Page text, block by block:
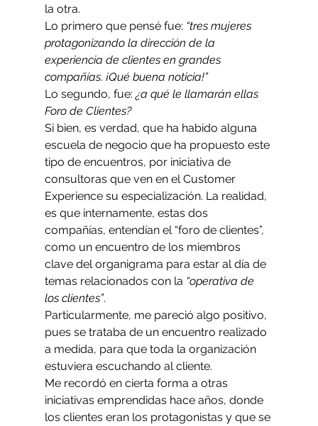
la otra.
Lo primero que pensé fue: “tres mujeres
protagonizando la dirección de la
experiencia de clientes en grandes
compañías. ¡Qué buena noticia!”
Lo segundo, fue: ¿a qué le llamarán ellas
Foro de Clientes?
Si bien, es verdad, que ha habido alguna
escuela de negocio que ha propuesto este
tipo de encuentros, por iniciativa de
consultoras que ven en el Customer
Experience su especialización. La realidad,
es que internamente, estas dos
compañías, entendían el “foro de clientes”,
como un encuentro de los miembros
clave del organigrama para estar al día de
temas relacionados con la “operativa de
los clientes”.
Particularmente, me pareció algo positivo,
pues se trataba de un encuentro realizado
a medida, para que toda la organización
estuviera escuchando al cliente.
Me recordó en cierta forma a otras
iniciativas emprendidas hace años, donde
los clientes eran los protagonistas y que se